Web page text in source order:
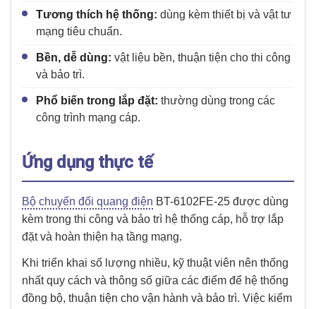
Tương thích hệ thống: dùng kèm thiết bị và vật tư
mạng tiêu chuẩn.
Bền, dễ dùng: vật liệu bền, thuận tiện cho thi công
và bảo trì.
Phổ biến trong lắp đặt: thường dùng trong các
công trình mạng cáp.
Ứng dụng thực tế
Bộ chuyển đổi quang điện BT-6102FE-25 được dùng
kèm trong thi công và bảo trì hệ thống cáp, hỗ trợ lắp
đặt và hoàn thiện hạ tầng mạng.
Khi triển khai số lượng nhiều, kỹ thuật viên nên thống
nhất quy cách và thông số giữa các điểm để hệ thống
đồng bộ, thuận tiện cho vận hành và bảo trì. Việc kiểm